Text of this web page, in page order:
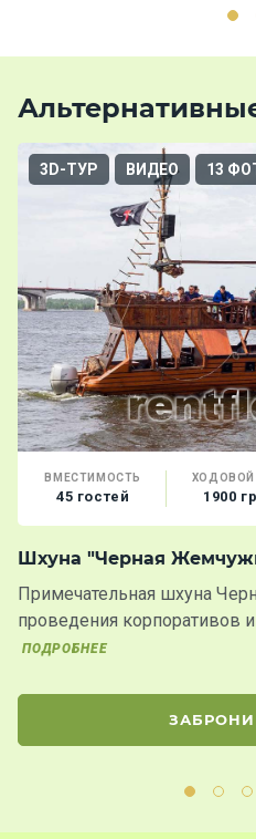
3D-ТУР ВИДЕО 13
ВМЕСТИМОСТЬ
45 гостей
ХОДОВОЙ
1900
Шхуна "Черная
Примечательная шхуна
проведения корпоративов
ПОДРОБНЕЕ